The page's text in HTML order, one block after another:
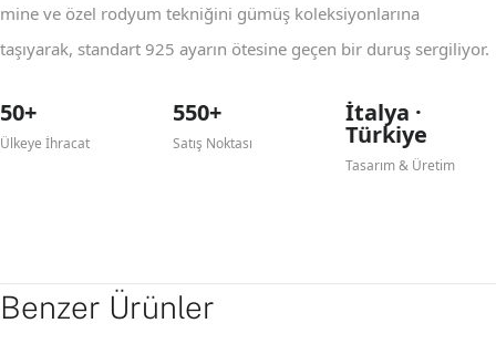
mine ve özel rodyum tekniğini gümüş koleksiyonlarına
taşıyarak, standart 925 ayarın ötesine geçen bir duruş sergiliyor.
50+
Ülkeye İhracat
550+
Satış Noktası
İtalya ·
Türkiye
Tasarım & Üretim
Benzer Ürünler